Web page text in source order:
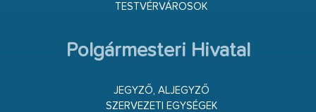
TESTVÉRVÁROSOK
Polgármesteri Hivatal
JEGYZŐ, ALJEGYZŐ
SZERVEZETI EGYSÉGEK